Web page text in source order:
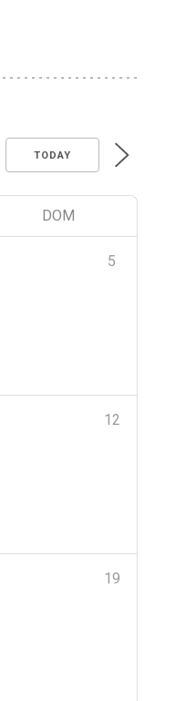
TODAY
DOM
5
12
19